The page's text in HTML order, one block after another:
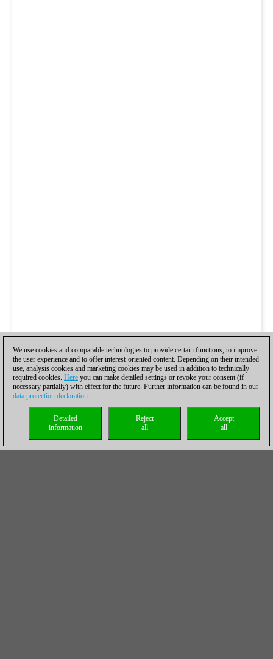
We use cookies and comparable technologies to provide certain functions, to improve
the user experience and to offer interest-oriented content. Depending on their intended
use, analysis cookies and marketing cookies may be used in addition to technically
required cookies. Here you can make detailed settings or revoke your consent (if
necessary partially) with effect for the future. Further information can be found in our
data protection declaration.
Accept
all
Reject
all
Detailed
information